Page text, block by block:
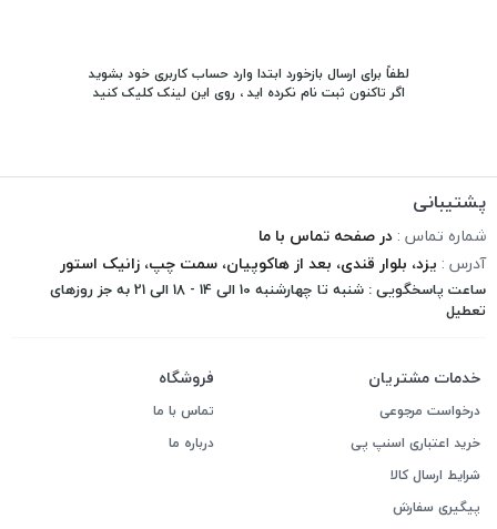
لطفاً برای ارسال بازخورد ابتدا وارد حساب کاربری خود بشوید
اگر تاکنون ثبت نام نکرده اید ، روی این لینک کلیک کنید
پشتیبانی
شماره تماس : در صفحه تماس با ما
آدرس : یزد، بلوار قندی، بعد از هاکوپیان، سمت چپ، زانیک استور
ساعت پاسخگویی : شنبه تا چهارشنبه 10 الی 14 - 18 الی 21 به جز روزهای
تعطیل
خدمات مشتریان
درخواست مرجوعی
خرید اعتباری اسنپ پی
شرایط ارسال کالا
پیگیری سفارش
فروشگاه
تماس با ما
درباره ما